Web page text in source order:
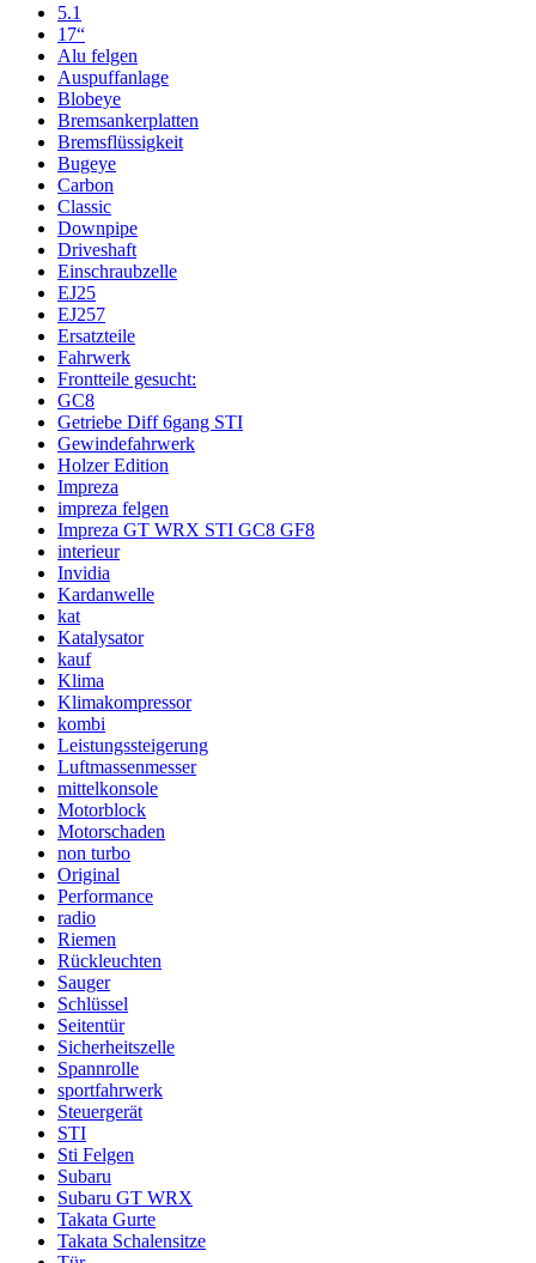
5.1
17“
Alu felgen
Auspuffanlage
Blobeye
Bremsankerplatten
Bremsflüssigkeit
Bugeye
Carbon
Classic
Downpipe
Driveshaft
Einschraubzelle
EJ25
EJ257
Ersatzteile
Fahrwerk
Frontteile gesucht:
GC8
Getriebe Diff 6gang STI
Gewindefahrwerk
Holzer Edition
Impreza
impreza felgen
Impreza GT WRX STI GC8 GF8
interieur
Invidia
Kardanwelle
kat
Katalysator
kauf
Klima
Klimakompressor
kombi
Leistungssteigerung
Luftmassenmesser
mittelkonsole
Motorblock
Motorschaden
non turbo
Original
Performance
radio
Riemen
Rückleuchten
Sauger
Schlüssel
Seitentür
Sicherheitszelle
Spannrolle
sportfahrwerk
Steuergerät
STI
Sti Felgen
Subaru
Subaru GT WRX
Takata Gurte
Takata Schalensitze